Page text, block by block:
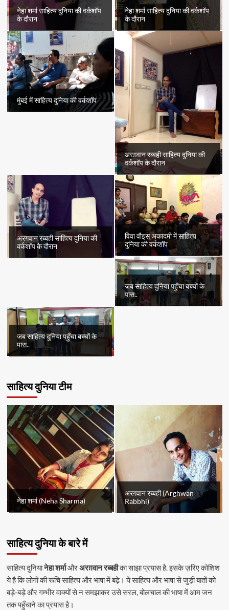
नेहा शर्मा साहित्य दुनिया की वर्कशॉप
के दौरान
नेहा शर्मा साहित्य दुनिया की वर्कशॉप
के दौरान
मुंबई में साहित्य दुनिया की वर्कशॉप
अरग़वान रब्बही साहित्य दुनिया की
वर्कशॉप के दौरान
अरग़वान रब्बही साहित्य दुनिया की
वर्कशॉप के दौरान
विवा वौइस् अकादमी में साहित्य
दुनिया की वर्कशॉप
जब साहित्य दुनिया पहुँचा बच्चों के
पास..
जब साहित्य दुनिया पहुँचा बच्चों के
पास..
साहित्य दुनिया टीम
नेहा शर्मा (Neha Sharma)
अरग़वान रब्बही (Arghwan
Rabbhi)
साहित्य दुनिया के बारे में
साहित्य दुनियानेहा शर्माऔरअरग़वान रब्बहीका साझा प्रयास है. इसके ज़रिए कोशिश
ये है कि लोगों की रूचि साहित्य और भाषा में बढ़े। ये साहित्य और भाषा से जुड़ी बातों को
बड़े-बड़े और गम्भीर वाक्यों से न समझाकर उसे सरल, बोलचाल की भाषा में आम जन
तक पहुँचाने का प्रयास है।